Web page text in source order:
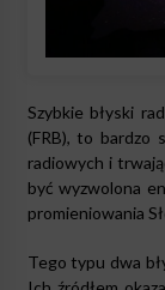
Szybkie błyski
(FRB), to bardzo
radiowych i
być wyzwolona
promieniowania
Tego typu dwa